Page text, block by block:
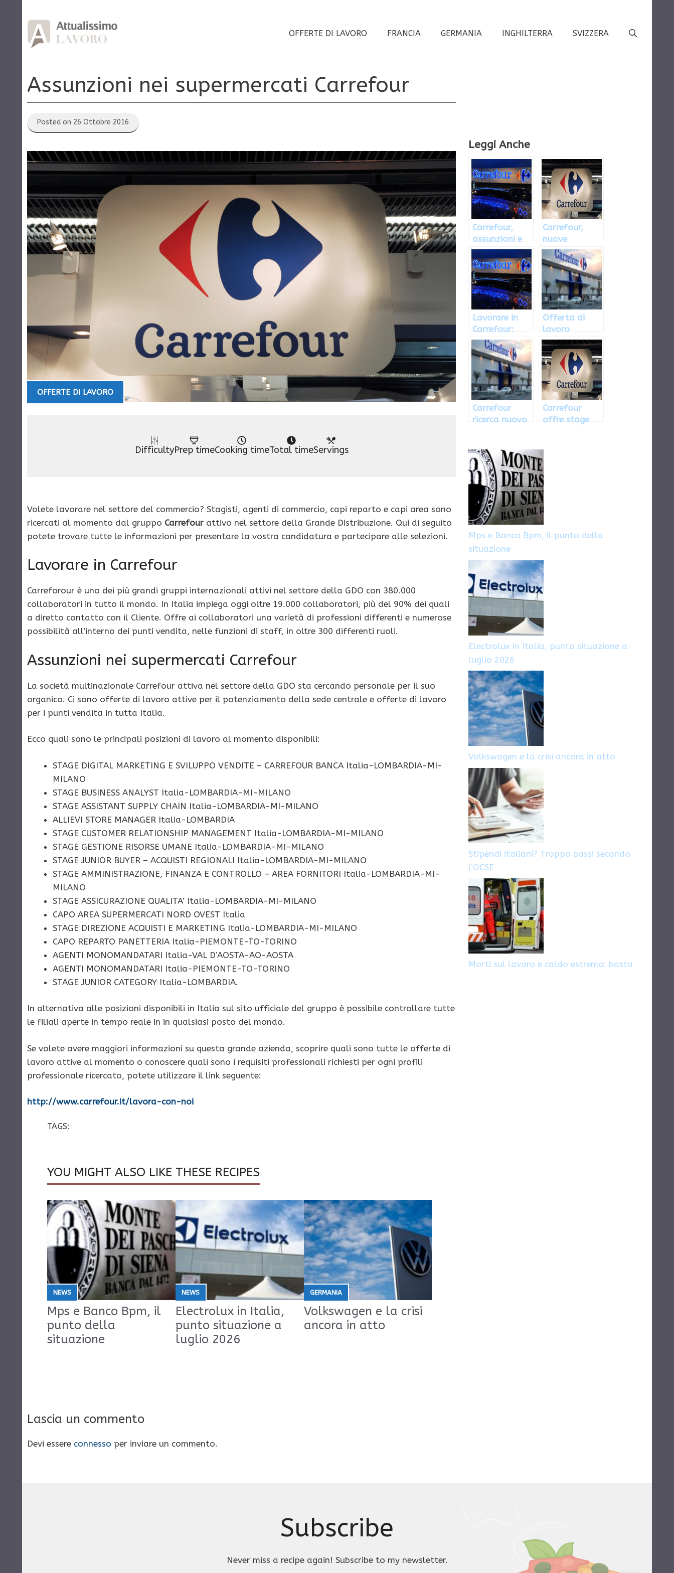
contenuto
OFFERTE DI LAVORO FRANCIA GERMANIA INGHILTERRA SVIZZERA
Assunzioni nei supermercati Carrefour
Posted on 26 Ottobre 2016
OFFERTE DI LAVORO
DifficultyPrep timeCooking timeTotal timeServings
Volete lavorare nel settore del commercio? Stagisti, agenti di commercio, capi reparto e capi area sono
ricercati al momento dal gruppo Carrefour attivo nel settore della Grande Distribuzione. Qui di seguito
potete trovare tutte le informazioni per presentare la vostra candidatura e partecipare alle selezioni.
Lavorare in Carrefour
Carreforour è uno dei più grandi gruppi internazionali attivi nel settore della GDO con 380.000
collaboratori in tutto il mondo. In Italia impiega oggi oltre 19.000 collaboratori, più del 90% dei quali
a diretto contatto con il Cliente. Offre ai collaboratori una varietà di professioni differenti e numerose
possibilità all’interno dei punti vendita, nelle funzioni di staff, in oltre 300 differenti ruoli.
Assunzioni nei supermercati Carrefour
La società multinazionale Carrefour attiva nel settore della GDO sta cercando personale per il suo
organico. Ci sono offerte di lavoro attive per il potenziamento della sede centrale e offerte di lavoro
per i punti vendita in tutta Italia.
Ecco quali sono le principali posizioni di lavoro al momento disponibili:
STAGE DIGITAL MARKETING E SVILUPPO VENDITE – CARREFOUR BANCA Italia-LOMBARDIA-MI-
MILANO
STAGE BUSINESS ANALYST Italia-LOMBARDIA-MI-MILANO
STAGE ASSISTANT SUPPLY CHAIN Italia-LOMBARDIA-MI-MILANO
ALLIEVI STORE MANAGER Italia-LOMBARDIA
STAGE CUSTOMER RELATIONSHIP MANAGEMENT Italia-LOMBARDIA-MI-MILANO
STAGE GESTIONE RISORSE UMANE Italia-LOMBARDIA-MI-MILANO
STAGE JUNIOR BUYER – ACQUISTI REGIONALI Italia-LOMBARDIA-MI-MILANO
STAGE AMMINISTRAZIONE, FINANZA E CONTROLLO – AREA FORNITORI Italia-LOMBARDIA-MI-
MILANO
STAGE ASSICURAZIONE QUALITA’ Italia-LOMBARDIA-MI-MILANO
CAPO AREA SUPERMERCATI NORD OVEST Italia
STAGE DIREZIONE ACQUISTI E MARKETING Italia-LOMBARDIA-MI-MILANO
CAPO REPARTO PANETTERIA Italia-PIEMONTE-TO-TORINO
AGENTI MONOMANDATARI Italia-VAL D’AOSTA-AO-AOSTA
AGENTI MONOMANDATARI Italia-PIEMONTE-TO-TORINO
STAGE JUNIOR CATEGORY Italia-LOMBARDIA.
In alternativa alle posizioni disponibili in Italia sul sito ufficiale del gruppo è possibile controllare tutte
le filiali aperte in tempo reale in in qualsiasi posto del mondo.
Se volete avere maggiori informazioni su questa grande azienda, scoprire quali sono tutte le offerte di
lavoro attive al momento o conoscere quali sono i requisiti professionali richiesti per ogni profili
professionale ricercato, potete utilizzare il link seguente:
http://www.carrefour.it/lavora-con-noi
TAGS:
YOU MIGHT ALSO LIKE THESE RECIPES
NEWS
Mps e Banco Bpm, il
punto della
situazione
NEWS
Electrolux in Italia,
punto situazione a
luglio 2026
GERMANIA
Volkswagen e la crisi
ancora in atto
Lascia un commento
Devi essere connesso per inviare un commento.
Leggi Anche
Carrefour,
assunzioni e
opportunità
di stage
Carrefour,
nuove
assunzioni e
opportunità
di stage
Lavorare in
Carrefour:
come
candidarsi
Offerta di
lavoro
Carrefour
2018: le
posizioni
aperte
Carrefour
ricerca nuovo
Carrefour
offre stage
Mps e Banco Bpm, il punto della
situazione
Electrolux in Italia, punto situazione a
luglio 2026
Volkswagen e la crisi ancora in atto
Stipendi italiani? Troppo bassi secondo
l’OCSE
Morti sul lavoro e caldo estremo: basta
Subscribe
Never miss a recipe again! Subscribe to my newsletter.